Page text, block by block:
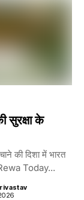
सुरक्षा के
की दिशा में भारत
Today...